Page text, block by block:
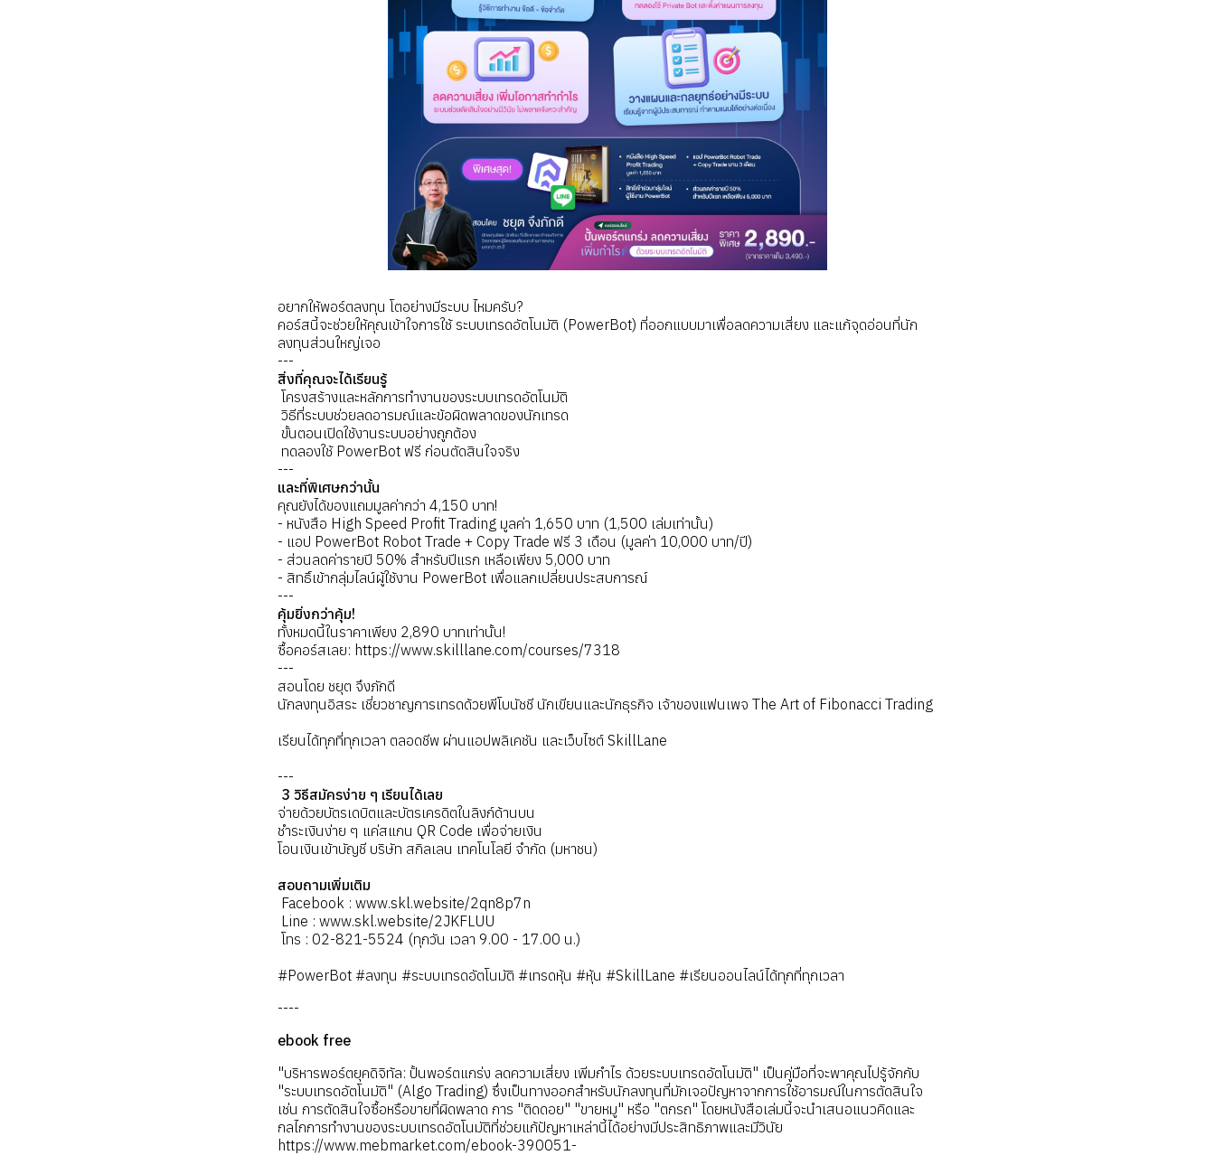
อยากให้พอร์ตลงทุน โตอย่างมีระบบ ไหมครับ?
คอร์สนี้จะช่วยให้คุณเข้าใจการใช้ ระบบเทรดอัตโนมัติ (PowerBot) ที่ออกแบบมาเพื่อลดความเสี่ยง และแก้จุดอ่อนที่นัก
ลงทุนส่วนใหญ่เจอ
---
สิ่งที่คุณจะได้เรียนรู้
️ โครงสร้างและหลักการทำงานของระบบเทรดอัตโนมัติ
️ วิธีที่ระบบช่วยลดอารมณ์และข้อผิดพลาดของนักเทรด
️ ขั้นตอนเปิดใช้งานระบบอย่างถูกต้อง
️ ทดลองใช้ PowerBot ฟรี ก่อนตัดสินใจจริง
---
และที่พิเศษกว่านั้น
คุณยังได้ของแถมมูลค่ากว่า 4,150 บาท!
- หนังสือ High Speed Profit Trading มูลค่า 1,650 บาท (1,500 เล่มเท่านั้น)
- แอป PowerBot Robot Trade + Copy Trade ฟรี 3 เดือน (มูลค่า 10,000 บาท/ปี)
- ส่วนลดค่ารายปี 50% สำหรับปีแรก เหลือเพียง 5,000 บาท
- สิทธิ์เข้ากลุ่มไลน์ผู้ใช้งาน PowerBot เพื่อแลกเปลี่ยนประสบการณ์
---
คุ้มยิ่งกว่าคุ้ม!
ทั้งหมดนี้ในราคาเพียง 2,890 บาทเท่านั้น!
ซื้อคอร์สเลย: https://www.skilllane.com/courses/7318
---
สอนโดย ชยุต จึงภักดี
นักลงทุนอิสระ เชี่ยวชาญการเทรดด้วยพีโบนัชชี นักเขียนและนักธุรกิจ เจ้าของแฟนเพจ The Art of Fibonacci Trading
เรียนได้ทุกที่ทุกเวลา ตลอดชีพ ผ่านแอปพลิเคชัน และเว็บไซต์ SkillLane
---
‍ 3 วิธีสมัครง่าย ๆ เรียนได้เลย
จ่ายด้วยบัตรเดบิตและบัตรเครดิตในลิงก์ด้านบน
ชำระเงินง่าย ๆ แค่สแกน QR Code เพื่อจ่ายเงิน
โอนเงินเข้าบัญชี บริษัท สกิลเลน เทคโนโลยี จำกัด (มหาชน)
สอบถามเพิ่มเติม
️ Facebook : www.skl.website/2qn8p7n
️ Line : www.skl.website/2JKFLUU
️ โทร : 02-821-5524 (ทุกวัน เวลา 9.00 - 17.00 น.)
#PowerBot #ลงทุน #ระบบเทรดอัตโนมัติ #เทรดหุ้น #หุ้น #SkillLane #เรียนออนไลน์ได้ทุกที่ทุกเวลา
----
ebook free
"บริหารพอร์ตยุคดิจิทัล: ปั้นพอร์ตแกร่ง ลดความเสี่ยง เพิ่มกำไร ด้วยระบบเทรดอัตโนมัติ" เป็นคู่มือที่จะพาคุณไปรู้จักกับ
"ระบบเทรดอัตโนมัติ" (Algo Trading) ซึ่งเป็นทางออกสำหรับนักลงทุนที่มักเจอปัญหาจากการใช้อารมณ์ในการตัดสินใจ
เช่น การตัดสินใจซื้อหรือขายที่ผิดพลาด การ "ติดดอย" "ขายหมู" หรือ "ตกรถ" โดยหนังสือเล่มนี้จะนำเสนอแนวคิดและ
กลไกการทำงานของระบบเทรดอัตโนมัติที่ช่วยแก้ปัญหาเหล่านี้ได้อย่างมีประสิทธิภาพและมีวินัย
https://www.mebmarket.com/ebook-390051-